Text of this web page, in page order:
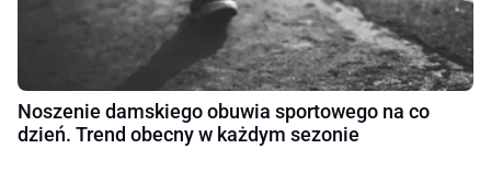
Noszenie damskiego obuwia sportowego na co
dzień. Trend obecny w każdym sezonie